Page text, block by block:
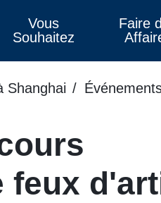
Vous
Souhaitez
Faire
Shanghai
feux